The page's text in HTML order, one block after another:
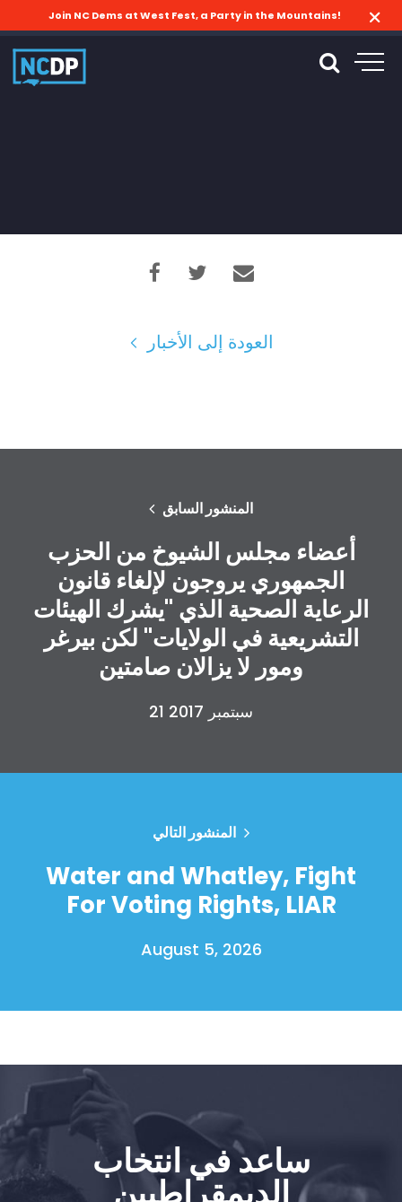
Shop
العمل معنا
الصحافة
حفلتك
الإجراء
Join NC Dems at West Fest, a Party in the Mountains!
العودة إلى الأخبار
المنشور السابق
أعضاء مجلس الشيوخ من الحزب
الجمهوري يروجون لإلغاء قانون
الرعاية الصحية الذي "يشرك الهيئات
التشريعية في الولايات" لكن بيرغر
ومور لا يزالان صامتين
21 سبتمبر 2017
المنشور التالي
Water and Whatley, Fight
For Voting Rights, LIAR
August 5, 2026
ساعد في انتخاب